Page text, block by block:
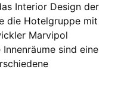
Interior Design der
die Hotelgruppe mit
Marvipol
sind eine